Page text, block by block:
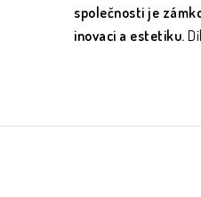
společnosti je
inovaci a estetiku.